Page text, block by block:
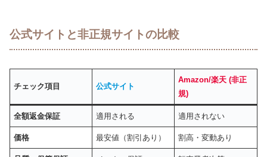
公式サイトと非正規サイトの比較
チェック項目 公式サイト
Amazon/楽天 (非正
規)
全額返金保証 適用される 適用されない
価格 最安値（割引あり） 割高・変動あり